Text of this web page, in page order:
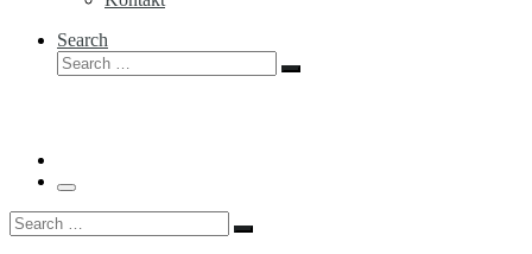
Search
Search
Search
Menu
Search
Search